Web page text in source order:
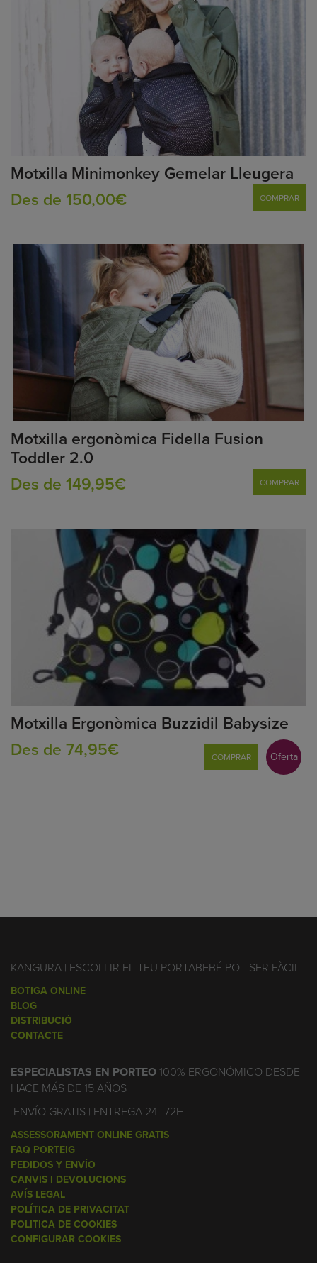
Motxilla Minimonkey Gemelar Lleugera
Des de 150,00€
COMPRAR
Motxilla ergonòmica Fidella Fusion
Toddler 2.0
Des de 149,95€
COMPRAR
Motxilla Ergonòmica Buzzidil Babysize
Des de 74,95€
COMPRAR Oferta
KANGURA | ESCOLLIR EL TEU PORTABEBÉ POT SER FÀCIL
BOTIGA ONLINE
BLOG
DISTRIBUCIÓ
CONTACTE
ESPECIALISTAS EN PORTEO100% ERGONÓMICO DESDE
HACE MÁS DE 15 AÑOS
ENVÍO GRATIS | ENTREGA 24–72H
ASSESSORAMENT ONLINE GRATIS
FAQ PORTEIG
PEDIDOS Y ENVÍO
CANVIS I DEVOLUCIONS
AVÍS LEGAL
POLÍTICA DE PRIVACITAT
POLITICA DE COOKIES
CONFIGURAR COOKIES